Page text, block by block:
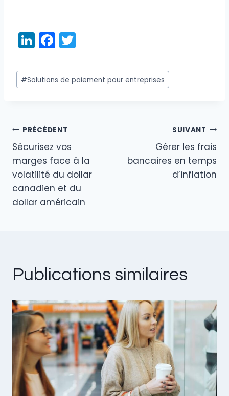
Li
n
k
e
n
F
a
c
e
o
o
k
itt
er
Étiquettes
de
#Solutions de paiement pour entreprises
Navigation
de
l’article
PRÉCÉDENT
Sécurisez vos
marges face à la
volatilité du dollar
canadien et du
dollar américain
SUIVANT
Gérer les frais
bancaires en temps
d’inflation
Publications similaires